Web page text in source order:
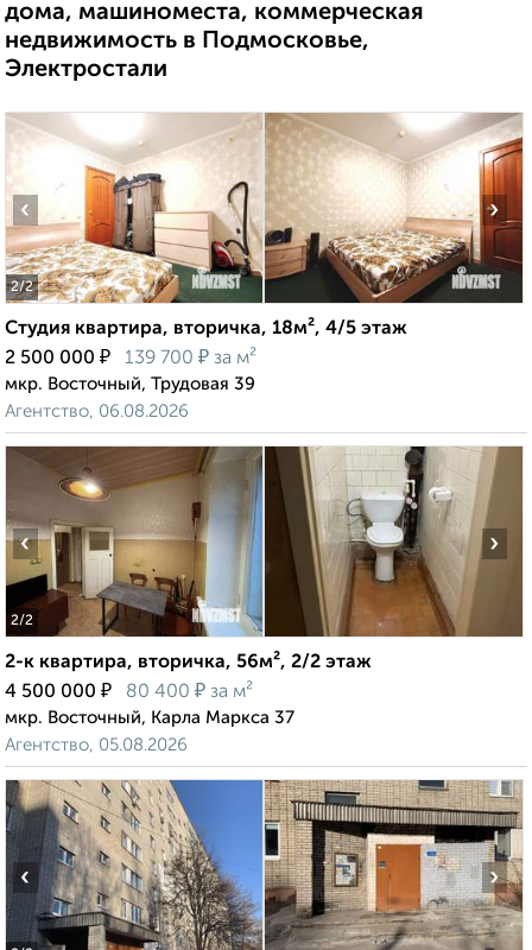
дома, машиноместа, коммерческая
недвижимость в Подмосковье,
Электростали
2/2
‹ ›
Студия квартира, вторичка, 18м², 4/5 этаж
2 500 000 ₽ 139 700 ₽ за м²
мкр. Восточный, Трудовая 39
Агентство, 06.08.2026
2/2
‹ ›
2-к квартира, вторичка, 56м², 2/2 этаж
4 500 000 ₽ 80 400 ₽ за м²
мкр. Восточный, Карла Маркса 37
Агентство, 05.08.2026
‹ ›